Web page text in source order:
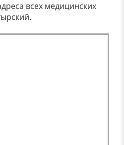
всех медицинских